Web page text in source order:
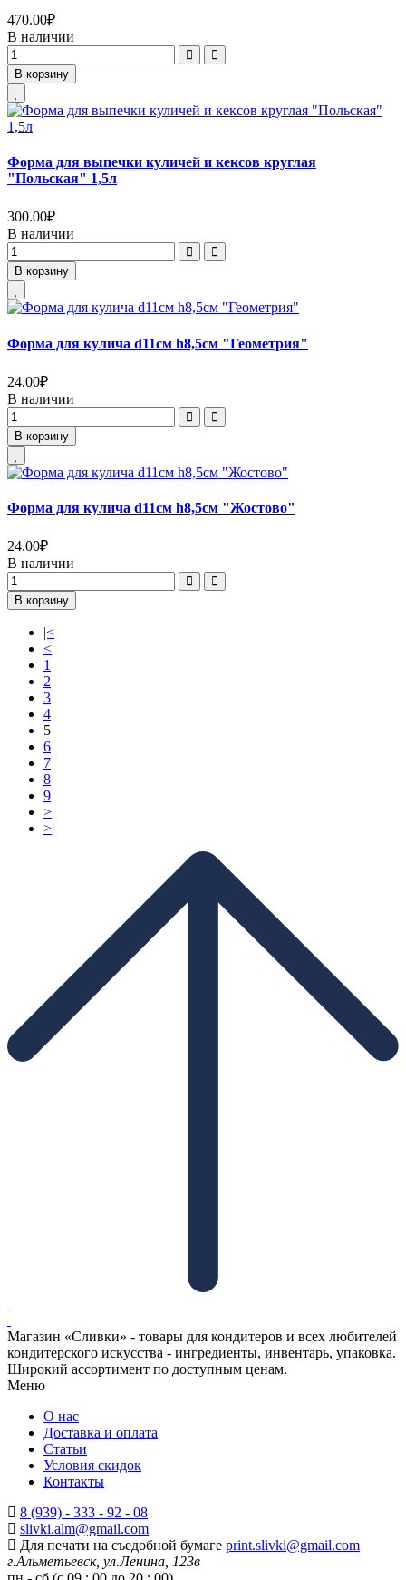
470.00₽
В наличии
В корзину
Форма для выпечки куличей и кексов круглая
"Польская" 1,5л
300.00₽
В наличии
В корзину
Форма для кулича d11см h8,5см "Геометрия"
24.00₽
В наличии
В корзину
Форма для кулича d11см h8,5см "Жостово"
24.00₽
В наличии
В корзину
|<
<
1
2
3
4
5
6
7
8
9
>
>|
Магазин «Сливки» - товары для кондитеров и всех любителей
кондитерского искусства - ингредиенты, инвентарь, упаковка.
Широкий ассортимент по доступным ценам.
Меню
О нас
Доставка и оплата
Статьи
Условия скидок
Контакты
8 (939) - 333 - 92 - 08
slivki.alm@gmail.com
Для печати на съедобной бумаге print.slivki@gmail.com
г.Альметьевск, ул.Ленина, 123в